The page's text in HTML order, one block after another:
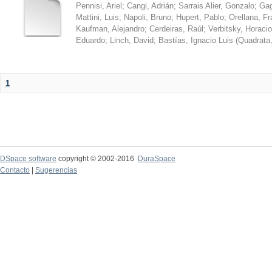
Pennisi, Ariel ; Cangi, Adrián; Sarrais Alier, Gonzalo;
Mattini, Luis; Napoli, Bruno; Hupert, Pablo; Orellana,
Kaufman, Alejandro; Cerdeiras, Raúl ; Verbitsky, Horacio
Eduardo; Linch, David; Bastías, Ignacio Luis (Quadrata
1
DSpace software copyright © 2002-2016
DuraSpace
Contacto
Sugerencias